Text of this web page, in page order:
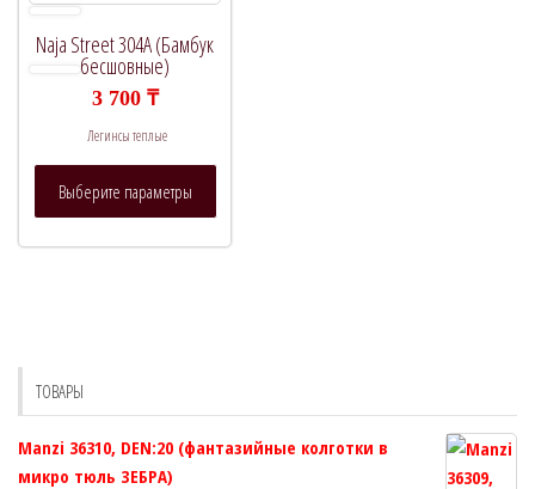
Naja Street 304A (Бамбук
бесшовные)
3 700 ₸
Легинсы теплые
Выберите параметры
Этот
товара.
ТОВАРЫ
Manzi 36310, DEN:20 (фантазийные колготки в
микро тюль ЗЕБРА)